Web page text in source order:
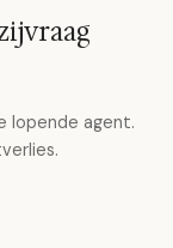
lopende agent.